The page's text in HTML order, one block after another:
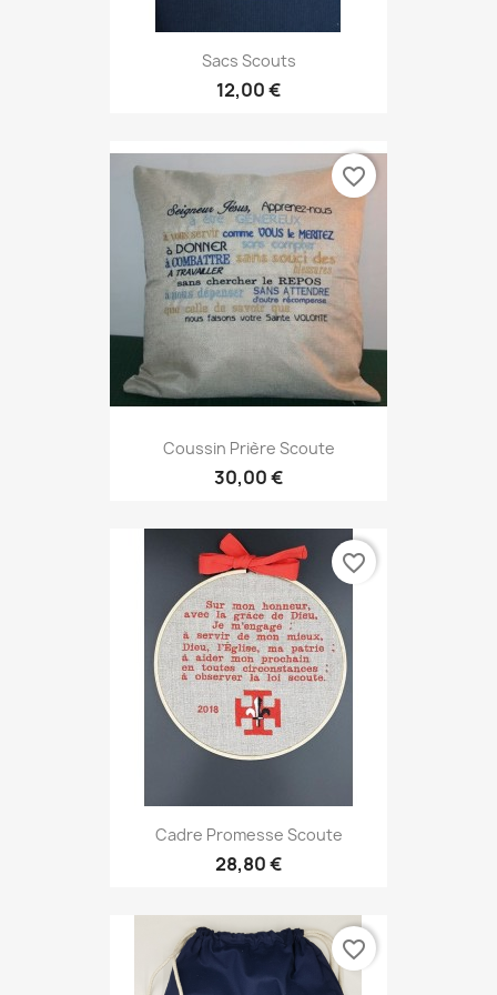
Sacs Scouts
12,00 €
Coussin Prière Scoute
30,00 €
favorite_border
Cadre Promesse Scoute
28,80 €
favorite_border
favorite_border